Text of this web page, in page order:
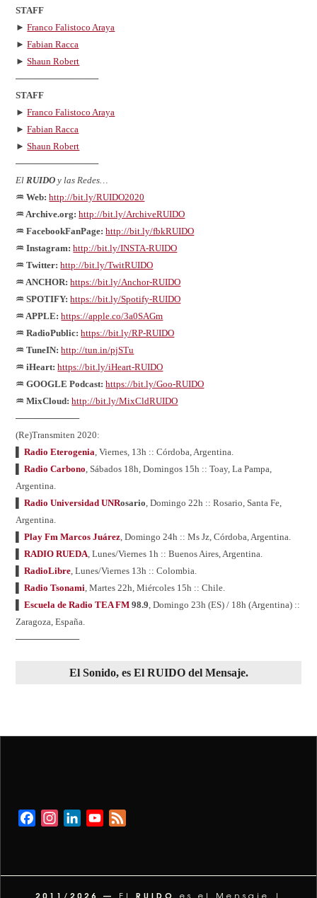
STAFF
►Franco Falistoco Araya
►Fabian Racca
►Shaun Robert
─────────────
STAFF
►Franco Falistoco Araya
►Fabian Racca
►Shaun Robert
─────────────
ElRUIDO y las Redes…
♒ Web: http://bit.ly/RUIDO2020
♒ Archive.org: http://bit.ly/ArchiveRUIDO
♒ FacebookFanPage: http://bit.ly/fbkRUIDO
♒ Instagram:http://bit.ly/INSTA-RUIDO
♒ Twitter: http://bit.ly/TwitRUIDO
♒ ANCHOR: https://bit.ly/Anchor-RUIDO
♒ SPOTIFY: https://bit.ly/Spotify-RUIDO
♒ APPLE: https://apple.co/3a0SAGm
♒ RadioPublic: https://bit.ly/RP-RUIDO
♒ TuneIN: http://tun.in/pjSTu
♒ iHeart: https://bit.ly/iHeart-RUIDO
♒ GOOGLE Podcast: https://bit.ly/Goo-RUIDO
♒ MixCloud: http://bit.ly/MixCldRUIDO
──────────
(Re)Transmiten 2020:
▌Radio Eterogenia, Viernes, 13h :: Córdoba, Argentina.
▌Radio Carbono, Sábados 18h, Domingos 15h :: Toay, La Pampa,
Argentina.
▌Radio Universidad UNRosario, Domingo 22h :: Rosario, Santa Fe,
Argentina.
▌Play Fm Marcos Juárez, Domingo 24h :: Ms Jz, Córdoba, Argentina.
▌RADIO RUEDA, Lunes/Viernes 1h :: Buenos Aires, Argentina.
▌RadioLibre, Lunes/Viernes 13h :: Colombia.
▌Radio Tsonami, Martes 22h, Miércoles 15h :: Chile.
▌Escuela de Radio TEA FM 98.9, Domingo 23h (ES) / 18h (Argentina) ::
Zaragoza, España.
──────────
El Sonido, es El RUIDOdel Mensaje.
FacebookInstagramLinkedInYouTube
2011/2026 — El RUIDO es el Mensaje |